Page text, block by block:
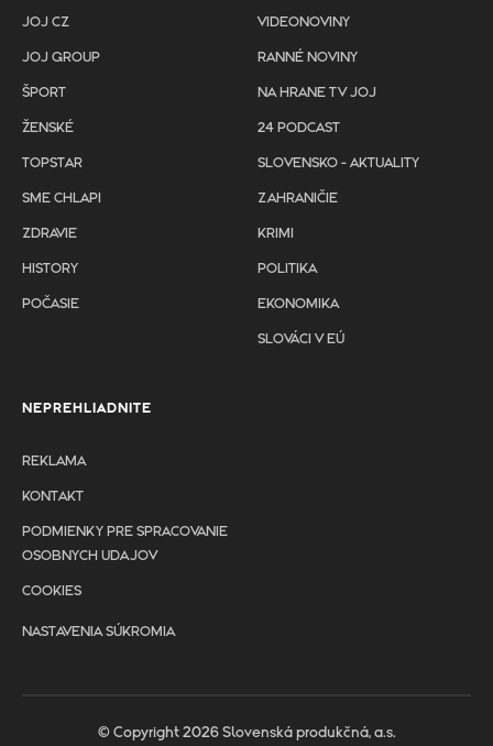
JOJ CZ
JOJ GROUP
ŠPORT
ŽENSKÉ
TOPSTAR
SME CHLAPI
ZDRAVIE
HISTORY
POČASIE
VIDEONOVINY
RANNÉ NOVINY
NA HRANE TV JOJ
24 PODCAST
SLOVENSKO - AKTUALITY
ZAHRANIČIE
KRIMI
POLITIKA
EKONOMIKA
SLOVÁCI V EÚ
NEPREHLIADNITE
REKLAMA
KONTAKT
PODMIENKY PRE SPRACOVANIE
OSOBNYCH UDAJOV
COOKIES
NASTAVENIA SÚKROMIA
© Copyright 2026 Slovenská produkčná, a.s.